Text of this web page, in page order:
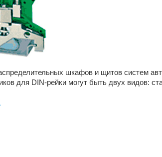
шкафов и щитов систем
для DIN-рейки могут быть двух видов: